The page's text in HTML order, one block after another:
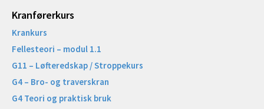
Kranførerkurs
Krankurs
Fellesteori – modul 1.1
G11 – Løfteredskap / Stroppekurs
G4 – Bro- og traverskran
G4 Teori og praktisk bruk